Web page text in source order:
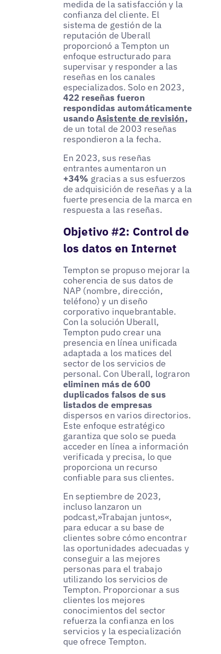
medida de la satisfacción y la
confianza del cliente. El
sistema de gestión de la
reputación de Uberall
proporcionó a Tempton un
enfoque estructurado para
supervisar y responder a las
reseñas en los canales
especializados. Solo en 2023,
422 reseñas fueron
respondidas automáticamente
usandoAsistente de revisión,
de un total de 2003 reseñas
respondieron a la fecha.
En 2023, sus reseñas
entrantes aumentaron un
+34% gracias a sus esfuerzos
de adquisición de reseñas y a la
fuerte presencia de la marca en
respuesta a las reseñas.
Objetivo #2: Control de
los datos en Internet
Tempton se propuso mejorar la
coherencia de sus datos de
NAP (nombre, dirección,
teléfono) y un diseño
corporativo inquebrantable.
Con la solución Uberall,
Tempton pudo crear una
presencia en línea unificada
adaptada a los matices del
sector de los servicios de
personal. Con Uberall, lograron
eliminen más de 600
duplicados falsos de sus
listados de empresas
dispersos en varios directorios.
Este enfoque estratégico
garantiza que solo se pueda
acceder en línea a información
verificada y precisa, lo que
proporciona un recurso
confiable para sus clientes.
En septiembre de 2023,
incluso lanzaron un
podcast,»Trabajan juntos«,
para educar a su base de
clientes sobre cómo encontrar
las oportunidades adecuadas y
conseguir a las mejores
personas para el trabajo
utilizando los servicios de
Tempton. Proporcionar a sus
clientes los mejores
conocimientos del sector
refuerza la confianza en los
servicios y la especialización
que ofrece Tempton.